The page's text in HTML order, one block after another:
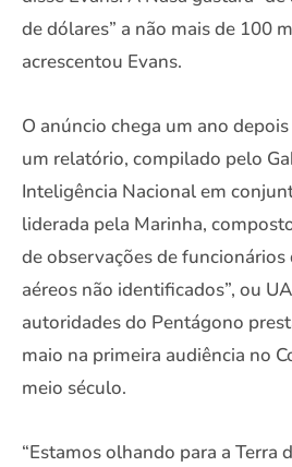
de dólares” a não mais de 100
acrescentou Evans.
O anúncio chega um ano
um relatório, compilado pelo
Inteligência Nacional em
liderada pela Marinha,
de observações de
aéreos não identificados”, ou
autoridades do Pentágono
maio na primeira audiência no
meio século.
“Estamos olhando para a Terra